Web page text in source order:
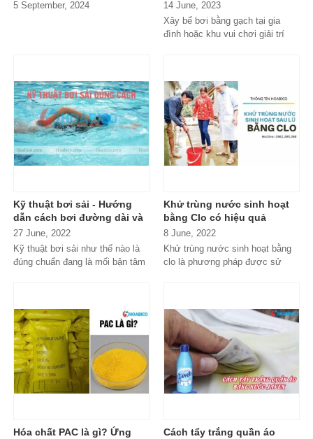
phải tình trạng tụt nước mồi hiệu
quả.
2025
5 September, 2024
giúp duy trì nước bể bơi luôn
sạch sẽ và trong suốt. Việc chọn
mua khớp hút chất lượng, phù
hợp sẽ giúp tối ưu hóa hiệu quả
làm sạch và tiết kiệm chi phí.
khớp hút vệ sinh hồ bơisẽ
cung cấp cho bạn thông tin về
các sản phẩm chất lượng cao
trong bài viết này. Hãy đọc thông
14 June, 2023
Xây bể bơi bằng gạch tại gia
đình hoặc khu vui chơi giải trí
Kỹ thuật bơi sải - Hướng
dẫn cách bơi đường dài và
các lỗi thường gặp cần
tránh
27 June, 2022
Kỹ thuật bơi sải như thế nào là
đúng chuẩn đang là mối bận tâm
Khử trùng nước sinh hoạt
bằng Clo có hiệu quả
không?
8 June, 2022
Khử trùng nước sinh hoạt bằng
clo là phương pháp được sử
Hóa chất PAC là gì? Ứng
Cách tẩy trắng quần áo